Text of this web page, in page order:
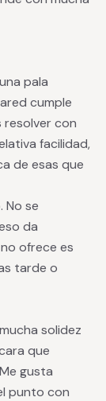
pala
cumple
resolver con
facilidad,
de esas que
No se
da
ofrece es
tarde o
solidez
que
gusta
punto con